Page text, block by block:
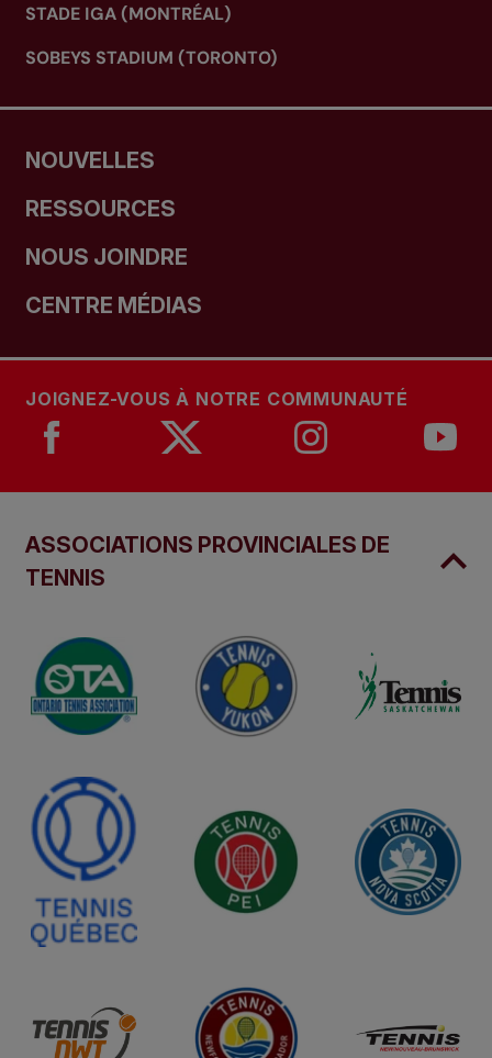
STADE IGA (MONTRÉAL)
SOBEYS STADIUM (TORONTO)
NOUVELLES
RESSOURCES
NOUS JOINDRE
CENTRE MÉDIAS
JOIGNEZ-VOUS À NOTRE COMMUNAUTÉ
ASSOCIATIONS PROVINCIALES DE
TENNIS